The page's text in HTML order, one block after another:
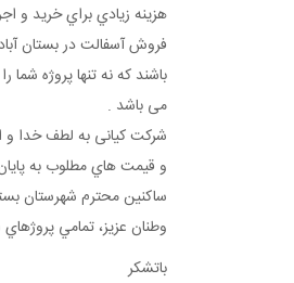
هزينه زيادي براي خريد و
فروش آسفالت در بستان
باشند که نه تنها پروژه
می باشد .
شرکت کیانی به لطف خدا و
و قيمت هاي مطلوب به
ساکنين محترم شهرستان
وطنان عزيز، تمامي
باتشکر